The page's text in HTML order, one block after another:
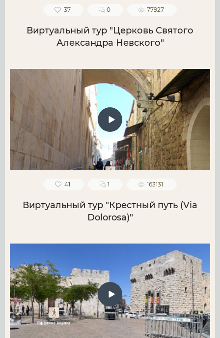
37 0 77927
Виртуальный тур "Церковь Святого
Александра Невского"
41 1 163131
Виртуальный тур "Крестный путь (Via
Dolorosa)"